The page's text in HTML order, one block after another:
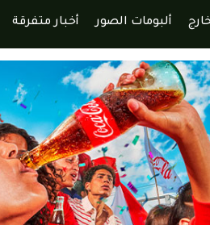
ألبومات الصور أخبار متفرقة